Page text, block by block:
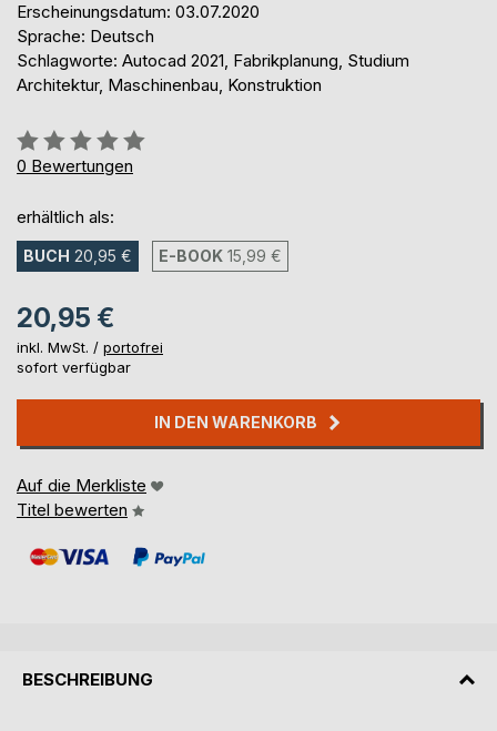
Erscheinungsdatum: 03.07.2020
Sprache: Deutsch
Schlagworte: Autocad 2021, Fabrikplanung, Studium
Architektur, Maschinenbau, Konstruktion
Bewertung::
0%
0 Bewertungen
erhältlich als:
BUCH 20,95 € E-BOOK 15,99 €
20,95 €
inkl. MwSt. / portofrei
sofort verfügbar
IN DEN WARENKORB
Auf die Merkliste
Titel bewerten
BESCHREIBUNG